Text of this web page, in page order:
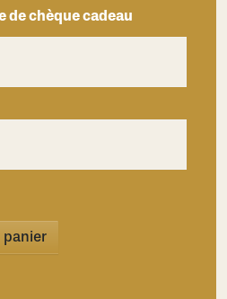
de chèque cadeau
panier